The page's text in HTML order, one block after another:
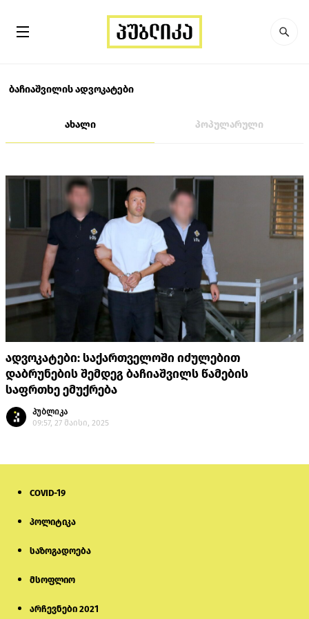
ბაჩიაშვილის ადვოკატები
ახალი პოპულარული
ადვოკატები: საქართველოში იძულებით
დაბრუნების შემდეგ ბაჩიაშვილს წამების
საფრთხე ემუქრება
პუბლიკა
09:57, 27 მაისი, 2025
COVID-19
პოლიტიკა
საზოგადოება
მსოფლიო
არჩევნები 2021